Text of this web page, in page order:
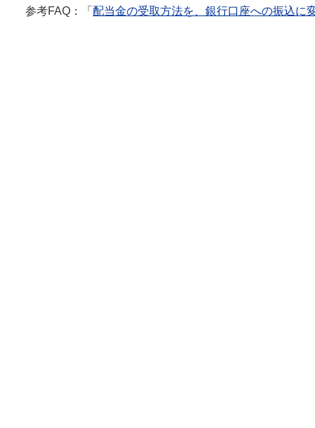
参考FAQ：「 配当金の受取方法を、銀行口座への振込に